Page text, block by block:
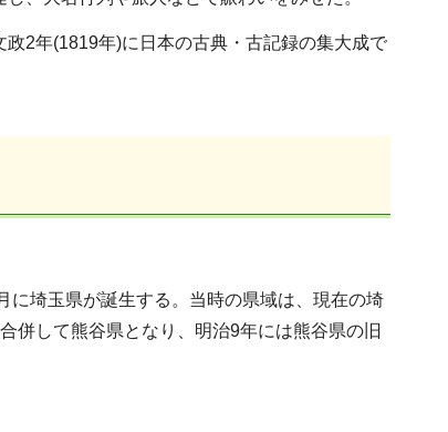
2年(1819年)に日本の古典・古記録の集大成で
に埼玉県が誕生する。当時の県域は、現在の埼
併して熊谷県となり、明治9年には熊谷県の旧